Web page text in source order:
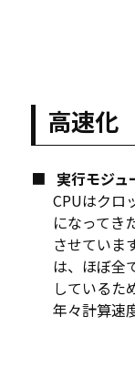
高速化
実行モジ
CPUはクロ
になってき
させていま
は、ほぼ全
しているた
年々計算速